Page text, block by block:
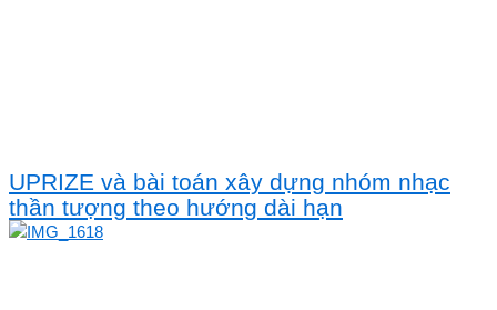
UPRIZE và bài toán xây dựng nhóm nhạc
thần tượng theo hướng dài hạn